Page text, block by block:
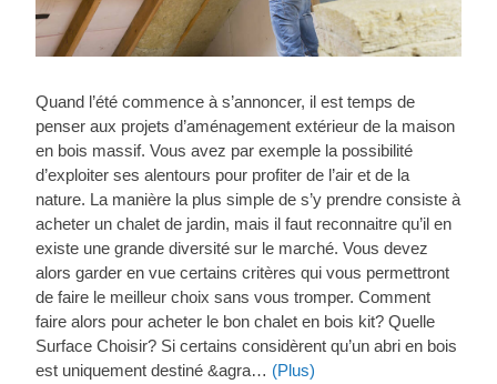
Quand l’été commence à s’annoncer, il est temps de
penser aux projets d’aménagement extérieur de la maison
en bois massif. Vous avez par exemple la possibilité
d’exploiter ses alentours pour profiter de l’air et de la
nature. La manière la plus simple de s’y prendre consiste à
acheter un chalet de jardin, mais il faut reconnaitre qu’il en
existe une grande diversité sur le marché. Vous devez
alors garder en vue certains critères qui vous permettront
de faire le meilleur choix sans vous tromper. Comment
faire alors pour acheter le bon chalet en bois kit? Quelle
Surface Choisir? Si certains considèrent qu’un abri en bois
est uniquement destiné &agra… (Plus)